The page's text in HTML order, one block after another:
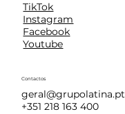
TikTok
Instagram
Facebook
Youtube
Contactos
geral@grupolatina.pt
+351 218 163 400